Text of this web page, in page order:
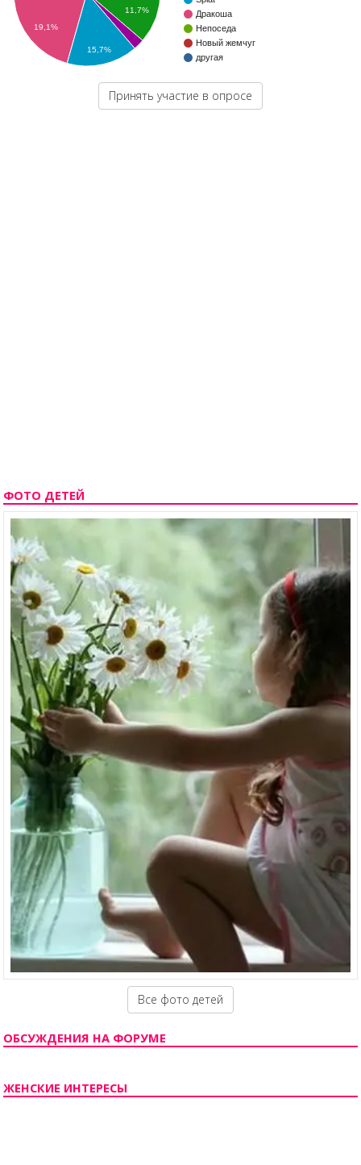
Дракоша
Непоседа
Новый жемчуг
другая
11,7%
19,1%
15,7%
Принять участие в опросе
ФОТО ДЕТЕЙ
Все фото детей
ОБСУЖДЕНИЯ НА ФОРУМЕ
ЖЕНСКИЕ ИНТЕРЕСЫ